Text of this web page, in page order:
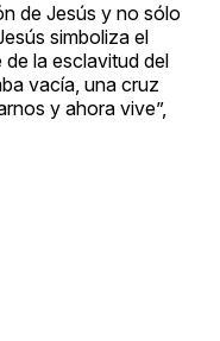
de Jesús y no sólo
simboliza el
la esclavitud del
vacía, una cruz
y ahora vive”,